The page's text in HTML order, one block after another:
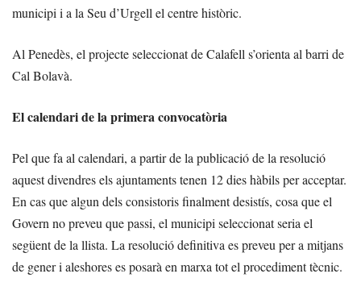
municipi i a la Seu d’Urgell el centre històric.
Al Penedès, el projecte seleccionat de Calafell s’orienta al barri de
Cal Bolavà.
El calendari de la primera convocatòria
Pel que fa al calendari, a partir de la publicació de la resolució
aquest divendres els ajuntaments tenen 12 dies hàbils per acceptar.
En cas que algun dels consistoris finalment desistís, cosa que el
Govern no preveu que passi, el municipi seleccionat seria el
següent de la llista. La resolució definitiva es preveu per a mitjans
de gener i aleshores es posarà en marxa tot el procediment tècnic.